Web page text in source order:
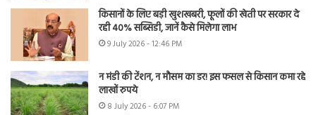
किसानों के लिए बड़ी खुशखबरी, फूलों की खेती पर सरकार दे
रही 40% सब्सिडी, जानें कैसे मिलेगा लाभ
9 July 2026 - 12:46 PM
न मंडी की टेंशन, न मौसम का डर! इस फसल से किसान कमा रहे
लाखों रुपये
8 July 2026 - 6:07 PM